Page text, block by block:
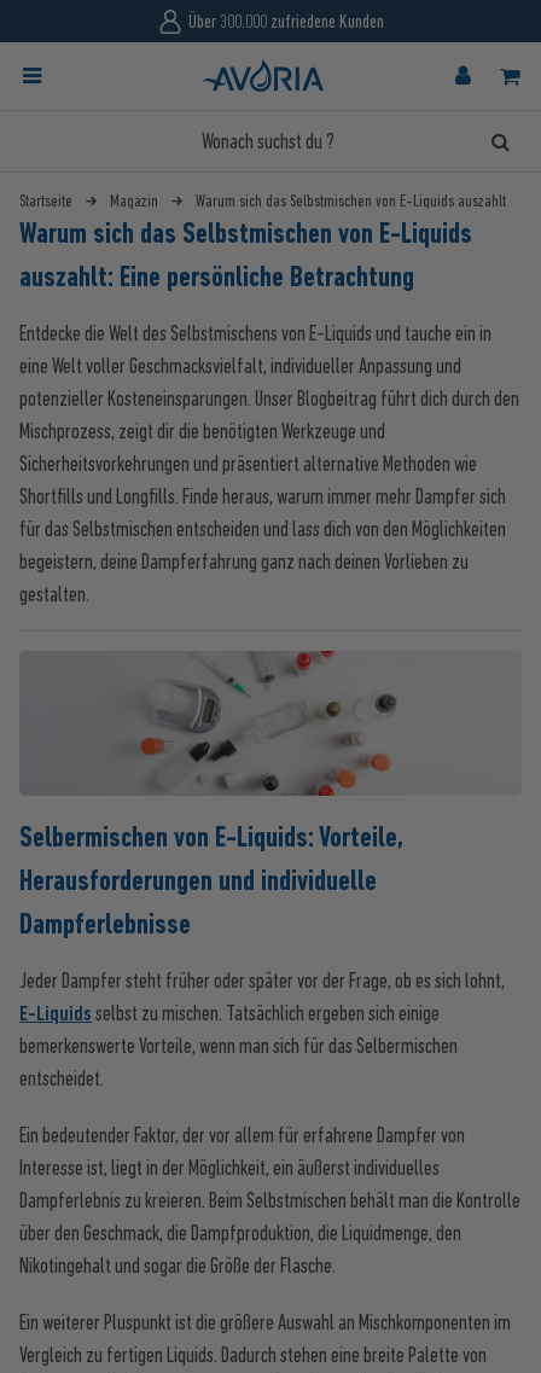
4.87/5 18.155 Bewertungen
Startseite Magazin Warum sich das Selbstmischen von E-Liquids auszahlt
Warum sich das Selbstmischen von E-Liquids
auszahlt: Eine persönliche Betrachtung
Entdecke die Welt des Selbstmischens von E-Liquids und tauche ein in
eine Welt voller Geschmacksvielfalt, individueller Anpassung und
potenzieller Kosteneinsparungen. Unser Blogbeitrag führt dich durch den
Mischprozess, zeigt dir die benötigten Werkzeuge und
Sicherheitsvorkehrungen und präsentiert alternative Methoden wie
Shortfills und Longfills. Finde heraus, warum immer mehr Dampfer sich
für das Selbstmischen entscheiden und lass dich von den Möglichkeiten
begeistern, deine Dampferfahrung ganz nach deinen Vorlieben zu
gestalten.
Selbermischen von E-Liquids: Vorteile,
Herausforderungen und individuelle
Dampferlebnisse
Jeder Dampfer steht früher oder später vor der Frage, ob es sich lohnt,
E-Liquids selbst zu mischen. Tatsächlich ergeben sich einige
bemerkenswerte Vorteile, wenn man sich für das Selbermischen
entscheidet.
Ein bedeutender Faktor, der vor allem für erfahrene Dampfer von
Interesse ist, liegt in der Möglichkeit, ein äußerst individuelles
Dampferlebnis zu kreieren. Beim Selbstmischen behält man die Kontrolle
über den Geschmack, die Dampfproduktion, die Liquidmenge, den
Nikotingehalt und sogar die Größe der Flasche.
Ein weiterer Pluspunkt ist die größere Auswahl an Mischkomponenten im
Vergleich zu fertigen Liquids. Dadurch stehen eine breite Palette von